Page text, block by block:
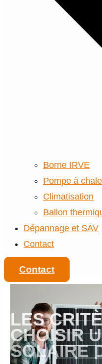
Borne IRVE
Pompe à
Climatisation
Ballon
Dépannage et SAV
Contact
Contact
LES
CHOISIR
SOLAIRE